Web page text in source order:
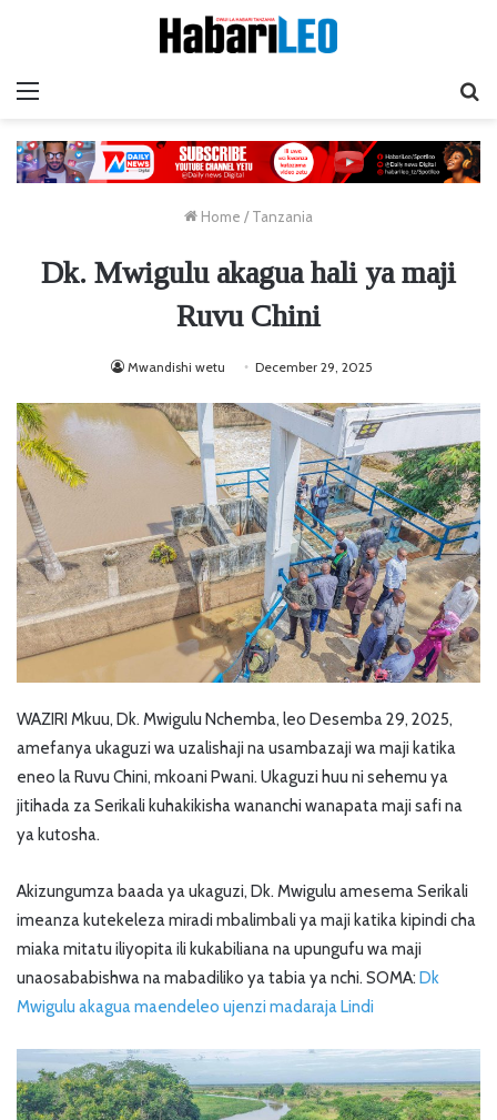
Home / Tanzania
Dk. Mwigulu akagua hali ya maji
Ruvu Chini
Mwandishi wetu December 29, 2025
WAZIRI Mkuu, Dk. Mwigulu Nchemba, leo Desemba 29, 2025,
amefanya ukaguzi wa uzalishaji na usambazaji wa maji katika
eneo la Ruvu Chini, mkoani Pwani. Ukaguzi huu ni sehemu ya
jitihada za Serikali kuhakikisha wananchi wanapata maji safi na
ya kutosha.
Akizungumza baada ya ukaguzi, Dk. Mwigulu amesema Serikali
imeanza kutekeleza miradi mbalimbali ya maji katika kipindi cha
miaka mitatu iliyopita ili kukabiliana na upungufu wa maji
unaosababishwa na mabadiliko ya tabia ya nchi. SOMA: Dk
Mwigulu akagua maendeleo ujenzi madaraja Lindi